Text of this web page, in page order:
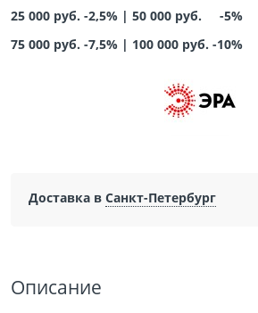
25 000 руб. -2,5% | 50 000 руб. -5%
75 000 руб. -7,5% | 100 000 руб. -10%
Доставка в Санкт-Петербург
Описание